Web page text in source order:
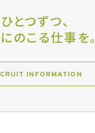
ひとつずつ、
のこる仕事を。
INFORMATION